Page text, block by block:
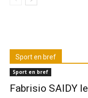
Sport en bref
Sport en bref
Fabrisio SAIDY